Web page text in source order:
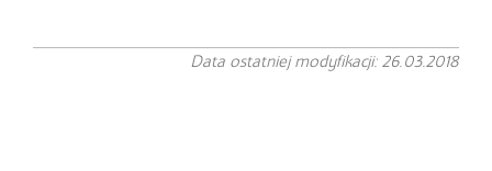
Data ostatniej modyfikacji: 26.03.2018